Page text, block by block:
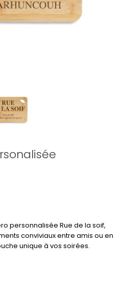
personnalisée Rue de la soif,
conviviaux entre amis ou en
unique à vos soirées.